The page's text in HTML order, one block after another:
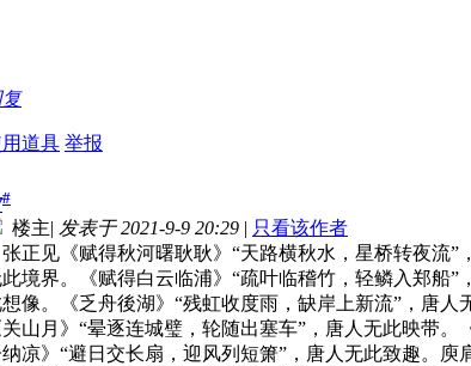
道具 举报
#
楼主| 发表于 2021-9-9 20:29 | 只看该作者
正见《赋得秋河曙耿耿》“天路横秋水，星桥转夜流”
境界。《赋得白云临浦》“疏叶临稽竹，轻鳞入郑船”
想像。《乏舟後湖》“残虹收度雨，缺岸上新流”，唐人
关山月》“晕逐连城璧，轮随出塞车”，唐人无此映带。
凉》“避日交长扇，迎风列短箫”，唐人无此致趣。庾